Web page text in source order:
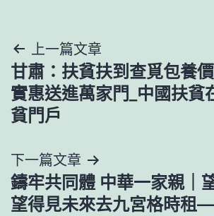
文
章
導
覽
上一篇文章
甘肅：扶貧扶到查覓包養
實惠送進萬家門_中國扶貧
貧門戶
下一篇文章
鑄牢共同體 中華一家親｜
望得見未來去九宮格時租